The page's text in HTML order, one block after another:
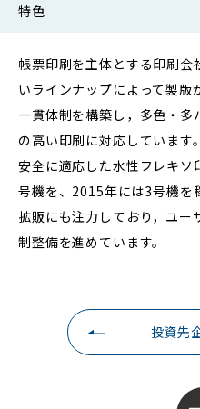
特色
帳票印刷を主体とする印刷
いラインナップによって製版
一貫体制を構築し，多色・
の高い印刷に対応しています
安全に適応した水性フレキ
号機を、2015年には3号機を
拡販にも注力しており，ユ
制整備を進めています。
投資先